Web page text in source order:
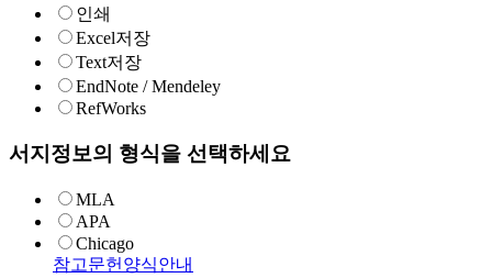
인쇄
Excel저장
Text저장
EndNote / Mendeley
RefWorks
서지정보의 형식을 선택하세요
MLA
APA
Chicago
참고문헌양식안내